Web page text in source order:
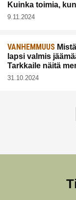
Kuinka toimia,
9.11.2024
VANHEMMUUS
lapsi valmis
Tarkkaile näitä
31.10.2024